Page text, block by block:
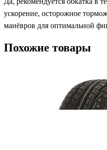
ускорение, осторожное
манёвров для оптимальной
Похожие товары